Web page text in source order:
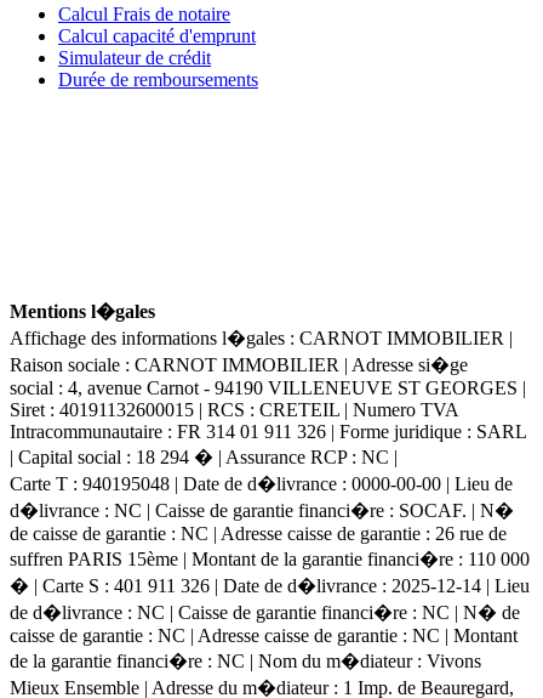
Calcul Frais de notaire
Calcul capacité d'emprunt
Simulateur de crédit
Durée de remboursements
Mentions l�gales
Affichage des informations l�gales : CARNOT IMMOBILIER |
Raison sociale : CARNOT IMMOBILIER | Adresse si�ge
social : 4, avenue Carnot - 94190 VILLENEUVE ST GEORGES |
Siret : 40191132600015 | RCS : CRETEIL | Numero TVA
Intracommunautaire : FR 314 01 911 326 | Forme juridique : SARL
| Capital social : 18 294 � | Assurance RCP : NC |
Carte T : 940195048 | Date de d�livrance : 0000-00-00 | Lieu de
d�livrance : NC | Caisse de garantie financi�re : SOCAF. | N�
de caisse de garantie : NC | Adresse caisse de garantie : 26 rue de
suffren PARIS 15ème | Montant de la garantie financi�re : 110 000
� | Carte S : 401 911 326 | Date de d�livrance : 2025-12-14 | Lieu
de d�livrance : NC | Caisse de garantie financi�re : NC | N� de
caisse de garantie : NC | Adresse caisse de garantie : NC | Montant
de la garantie financi�re : NC | Nom du m�diateur : Vivons
Mieux Ensemble | Adresse du m�diateur : 1 Imp. de Beauregard,